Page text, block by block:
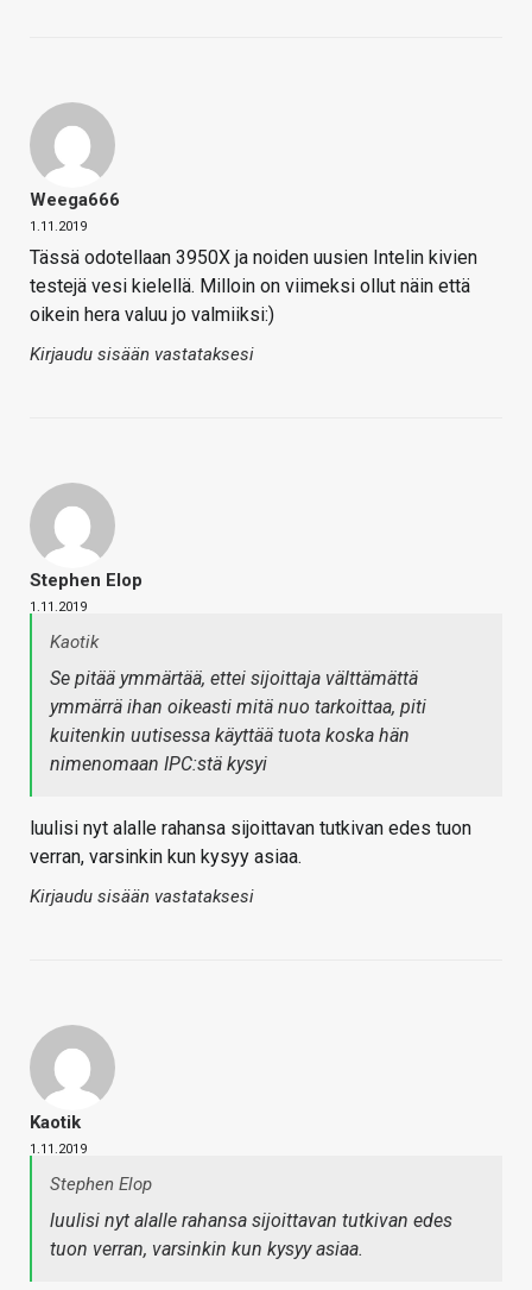
Weega666
1.11.2019
Tässä odotellaan 3950X ja noiden uusien Intelin kivien
testejä vesi kielellä. Milloin on viimeksi ollut näin että
oikein hera valuu jo valmiiksi:)
Kirjaudu sisään vastataksesi
Stephen Elop
1.11.2019
Kaotik
Se pitää ymmärtää, ettei sijoittaja välttämättä
ymmärrä ihan oikeasti mitä nuo tarkoittaa, piti
kuitenkin uutisessa käyttää tuota koska hän
nimenomaan IPC:stä kysyi
luulisi nyt alalle rahansa sijoittavan tutkivan edes tuon
verran, varsinkin kun kysyy asiaa.
Kirjaudu sisään vastataksesi
Kaotik
1.11.2019
Stephen Elop
luulisi nyt alalle rahansa sijoittavan tutkivan edes
tuon verran, varsinkin kun kysyy asiaa.